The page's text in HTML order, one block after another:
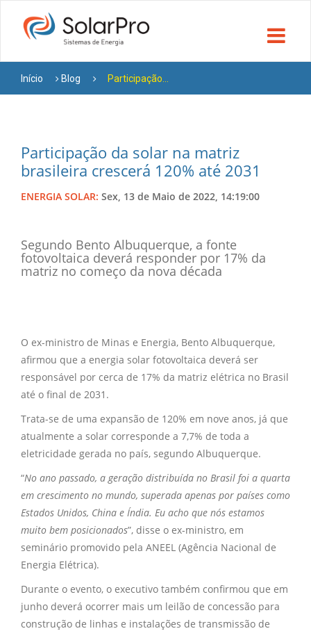
Início Blog Participação...
Participação da solar na matriz
brasileira crescerá 120% até 2031
ENERGIA SOLAR: Sex, 13 de Maio de 2022, 14:19:00
Segundo Bento Albuquerque, a fonte
fotovoltaica deverá responder por 17% da
matriz no começo da nova década
O ex-ministro de Minas e Energia, Bento Albuquerque,
afirmou que a energia solar fotovoltaica deverá ser
responsável por cerca de 17% da matriz elétrica no Brasil
até o final de 2031.
Trata-se de uma expansão de 120% em nove anos, já que
atualmente a solar corresponde a 7,7% de toda a
eletricidade gerada no país, segundo Albuquerque.
“No ano passado, a geração distribuída no Brasil foi a quarta
em crescimento no mundo, superada apenas por países como
Estados Unidos, China e Índia. Eu acho que nós estamos
muito bem posicionados”, disse o ex-ministro, em
seminário promovido pela ANEEL (Agência Nacional de
Energia Elétrica).
Durante o evento, o executivo também confirmou que em
junho deverá ocorrer mais um leilão de concessão para
construção de linhas e instalações de transmissão de